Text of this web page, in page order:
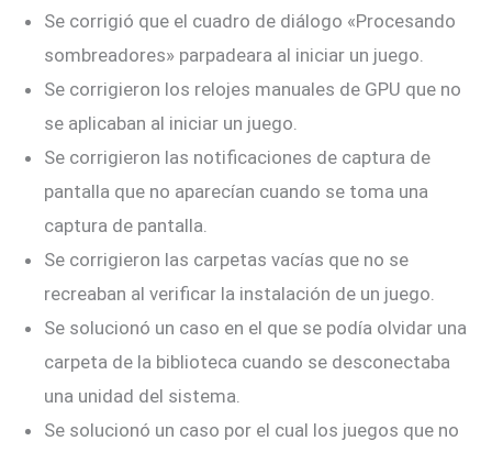
Se corrigió que el cuadro de diálogo «Procesando
sombreadores» parpadeara al iniciar un juego.
Se corrigieron los relojes manuales de GPU que no
se aplicaban al iniciar un juego.
Se corrigieron las notificaciones de captura de
pantalla que no aparecían cuando se toma una
captura de pantalla.
Se corrigieron las carpetas vacías que no se
recreaban al verificar la instalación de un juego.
Se solucionó un caso en el que se podía olvidar una
carpeta de la biblioteca cuando se desconectaba
una unidad del sistema.
Se solucionó un caso por el cual los juegos que no